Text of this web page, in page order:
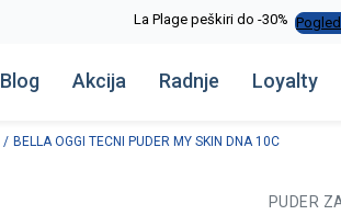
La Plage peškiri do -30%
Blog Akcija Radnje Loyalty
BELLA OGGI TECNI PUDER MY SKIN DNA 10C
PUDER